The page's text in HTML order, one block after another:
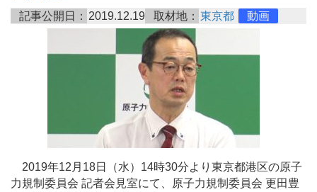
記事公開日： 2019.12.19 取材地： 東京都 動画
2019年12月18日（水）14時30分より東京都港区の原子
力規制委員会 記者会見室にて、原子力規制委員会 更田豊